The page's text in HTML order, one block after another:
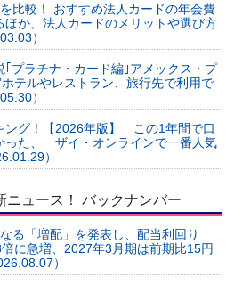
比較！ おすすめ法人カードの年会費
か、法人カードのメリットや選び方
）
プラチナ・カード編｣アメックス・プ
テルやレストラン、旅行先で利用で
）
ング！【2026年版】 この1年間で口
った、 ザイ・オンラインで一番人気
）
ニュース！ バックナンバー
る「増配」を発表し、配当利回り
に急増、2027年3月期は前期比15円
）